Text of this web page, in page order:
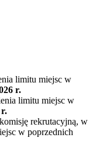
limitu miejsc w
r.
limitu miejsc w
r.
rekrutacyjną, w
w poprzednich